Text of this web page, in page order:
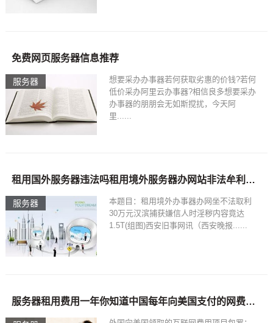
服务器
免费网页服务器信息推荐
想要采办办事器若何获取劣惠的价钱?若何
低价采办阿里云办事器?相信良多想要采办
办事器的朋朋会无如斯搅扰，今天阿
里......
服务器
租用国外服务器违法吗租用境外服务器办网站非法牟利30万元 汉滨抓获嫌疑人时淫秽内容竟达15T(组图)
本题目：租用境外办事器办网坐不法取利
30万元汉滨捕获嫌信人时淫秽内容竟达
1.5T(组图)西安旧事网讯（西安晚报......
服务器租用费用一年你知道中国每年向美国支付的网费有多少？说出来你可能不信！